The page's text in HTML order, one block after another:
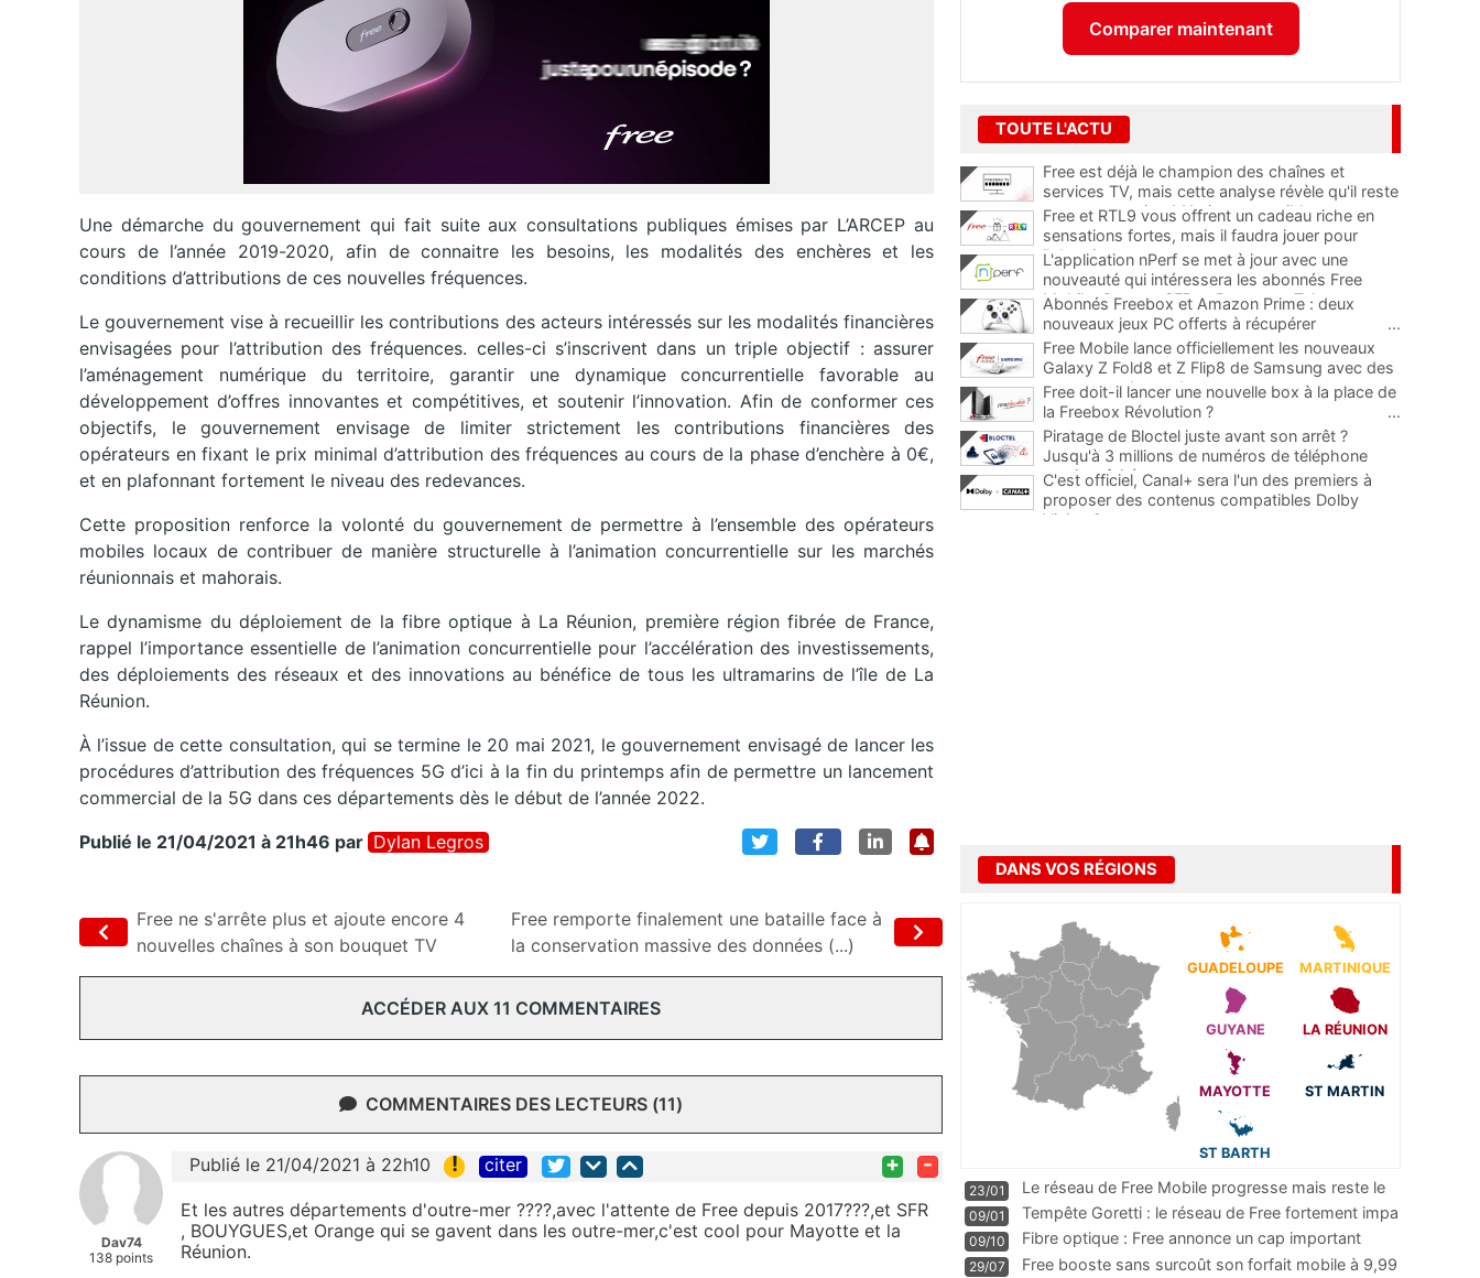
Une démarche du gouvernement qui fait suite aux consultations publiques émises par L’ARCEP au
cours de l’année 2019-2020, afin de connaitre les besoins, les modalités des enchères et les
conditions d’attributions de ces nouvelles fréquences.
Le gouvernement vise à recueillir les contributions des acteurs intéressés sur les modalités financières
envisagées pour l’attribution des fréquences. celles-ci s’inscrivent dans un triple objectif : assurer
l’aménagement numérique du territoire, garantir une dynamique concurrentielle favorable au
développement d’offres innovantes et compétitives, et soutenir l’innovation. Afin de conformer ces
objectifs, le gouvernement envisage de limiter strictement les contributions financières des
opérateurs en fixant le prix minimal d’attribution des fréquences au cours de la phase d’enchère à 0€,
et en plafonnant fortement le niveau des redevances.
Cette proposition renforce la volonté du gouvernement de permettre à l’ensemble des opérateurs
mobiles locaux de contribuer de manière structurelle à l’animation concurrentielle sur les marchés
réunionnais et mahorais.
Le dynamisme du déploiement de la fibre optique à La Réunion, première région fibrée de France,
rappel l’importance essentielle de l’animation concurrentielle pour l’accélération des investissements,
des déploiements des réseaux et des innovations au bénéfice de tous les ultramarins de l’île de La
Réunion.
À l’issue de cette consultation, qui se termine le 20 mai 2021, le gouvernement envisagé de lancer les
procédures d’attribution des fréquences 5G d’ici à la fin du printemps afin de permettre un lancement
commercial de la 5G dans ces départements dès le début de l’année 2022.
Publié le 21/04/2021 à 21h46 par Dylan Legros
Free ne s'arrête plus et ajoute encore 4
nouvelles chaînes à son bouquet TV
Free remporte finalement une bataille face à
la conservation massive des données (...)
ACCÉDER AUX 11 COMMENTAIRES
COMMENTAIRES DES LECTEURS (11)
Dav74
138 points
Publié le 21/04/2021 à 22h10 ! citer + -
Et les autres départements d'outre-mer ????,avec l'attente de Free depuis 2017???,et SFR
, BOUYGUES,et Orange qui se gavent dans les outre-mer,c'est cool pour Mayotte et la
Réunion.
Comparer maintenant
TOUTE L'ACTU
Free est déjà le champion des chaînes et
services TV, mais cette analyse révèle qu'il reste
encore au moins 141 ajouts possibles
Free et RTL9 vous offrent un cadeau riche en
sensations fortes, mais il faudra jouer pour
l'obtenir
L'application nPerf se met à jour avec une
nouveauté qui intéressera les abonnés Free
Mobile, Orange, SFR et Bouygues Telecom
Abonnés Freebox et Amazon Prime : deux
nouveaux jeux PC offerts à récupérer
...
Free Mobile lance officiellement les nouveaux
Galaxy Z Fold8 et Z Flip8 de Samsung avec des
promos et des cadeaux
...
Free doit-il lancer une nouvelle box à la place de
la Freebox Révolution ?
...
Piratage de Bloctel juste avant son arrêt ?
Jusqu'à 3 millions de numéros de téléphone
auraient fuité
C'est officiel, Canal+ sera l'un des premiers à
proposer des contenus compatibles Dolby
Vision 2
DANS VOS RÉGIONS
GUADELOUPE MARTINIQUE
GUYANE LA RÉUNION
MAYOTTE ST MARTIN
ST BARTH
23/01
Le réseau de Free Mobile progresse mais reste le
m
...
09/01
Tempête Goretti : le réseau de Free fortement impa
09/10
Fibre optique : Free annonce un cap important
pass
...
29/07
Free booste sans surcoût son forfait mobile à 9,99